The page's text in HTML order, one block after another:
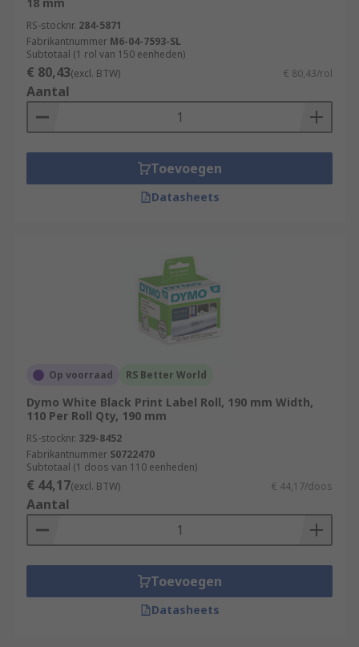
RS-stocknr. 284-5871
Fabrikantnummer M6-04-7593-SL
Subtotaal (1 rol van 150 eenheden)
€ 80,43(excl. BTW) € 80,43/rol
Aantal
Toevoegen
Datasheets
Op voorraad RS Better World
Dymo White Black Print Label Roll, 190 mm Width,
110 Per Roll Qty, 190 mm
RS-stocknr. 329-8452
Fabrikantnummer S0722470
Subtotaal (1 doos van 110 eenheden)
€ 44,17(excl. BTW) € 44,17/doos
Aantal
Toevoegen
Datasheets